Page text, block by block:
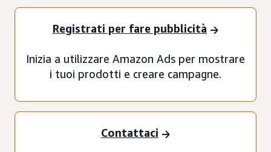
Registrati per fare pubblicità
Inizia a utilizzare Amazon Ads per mostrare
i tuoi prodotti e creare campagne.
Contattaci